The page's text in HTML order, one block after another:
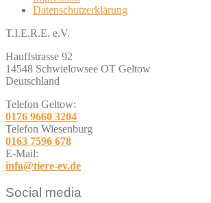
Datenschutzerklärung
T.I.E.R.E. e.V.
Hauffstrasse 92
14548 Schwielowsee OT Geltow
Deutschland
Telefon Geltow:
0176 9660 3204
Telefon Wiesenburg
0163 7596 678
E-Mail:
info@tiere-ev.de
Social media